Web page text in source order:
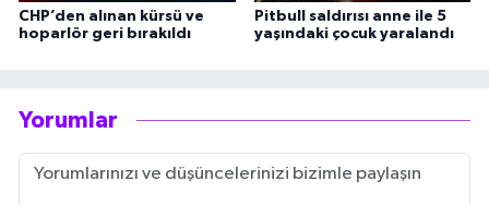
CHP’den alınan kürsü ve
hoparlör geri bırakıldı
Pitbull saldırısı anne ile 5
yaşındaki çocuk yaralandı
Yorumlar